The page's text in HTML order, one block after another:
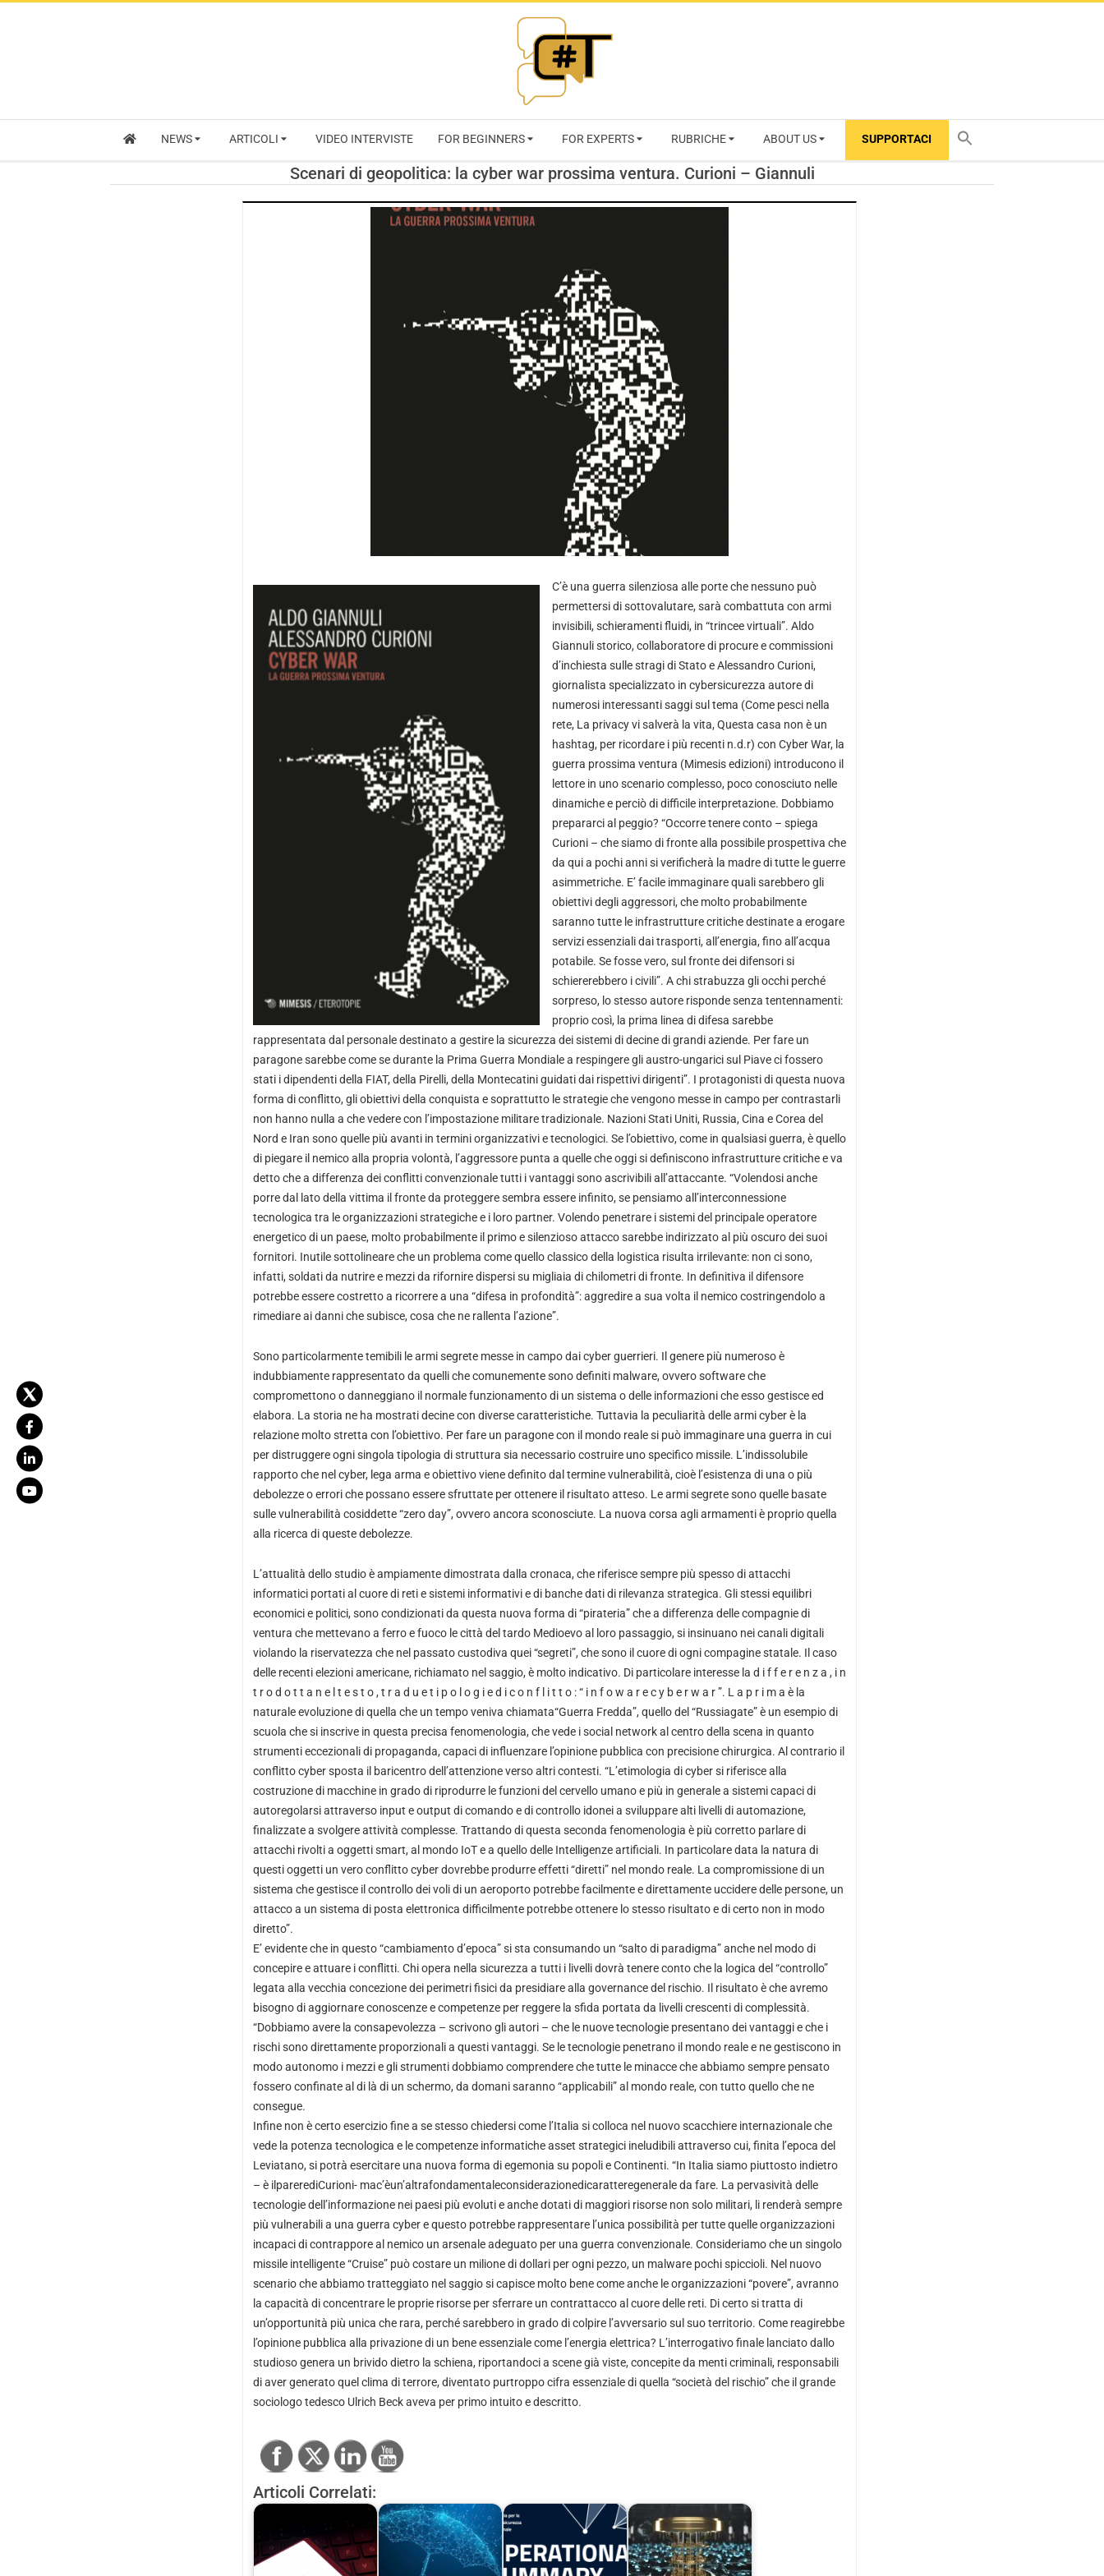
RIVISTA
CYBERSECURITY
TRENDS
NEWS ARTICOLI VIDEO INTERVISTE FOR BEGINNERS FOR EXPERTS RUBRICHE ABOUT US SUPPORTACI
Scenari di geopolitica: la cyber war prossima ventura. Curioni – Giannuli
C’è una guerra silenziosa alle porte che nessuno può
permettersi di sottovalutare, sarà combattuta con armi
invisibili, schieramenti fluidi, in “trincee virtuali”. Aldo
Giannuli storico, collaboratore di procure e commissioni
d’inchiesta sulle stragi di Stato e Alessandro Curioni,
giornalista specializzato in cybersicurezza autore di
numerosi interessanti saggi sul tema (Come pesci nella
rete, La privacy vi salverà la vita, Questa casa non è un
hashtag, per ricordare i più recenti n.d.r) con Cyber War, la
guerra prossima ventura (Mimesis edizioni) introducono il
lettore in uno scenario complesso, poco conosciuto nelle
dinamiche e perciò di difficile interpretazione. Dobbiamo
prepararci al peggio? “Occorre tenere conto – spiega
Curioni – che siamo di fronte alla possibile prospettiva che
da qui a pochi anni si verificherà la madre di tutte le guerre
asimmetriche. E’ facile immaginare quali sarebbero gli
obiettivi degli aggressori, che molto probabilmente
saranno tutte le infrastrutture critiche destinate a erogare
servizi essenziali dai trasporti, all’energia, fino all’acqua
potabile. Se fosse vero, sul fronte dei difensori si
schiererebbero i civili”. A chi strabuzza gli occhi perché
sorpreso, lo stesso autore risponde senza tentennamenti:
proprio così, la prima linea di difesa sarebbe
rappresentata dal personale destinato a gestire la sicurezza dei sistemi di decine di grandi aziende. Per fare un
paragone sarebbe come se durante la Prima Guerra Mondiale a respingere gli austro-ungarici sul Piave ci fossero
stati i dipendenti della FIAT, della Pirelli, della Montecatini guidati dai rispettivi dirigenti”. I protagonisti di questa nuova
forma di conflitto, gli obiettivi della conquista e soprattutto le strategie che vengono messe in campo per contrastarli
non hanno nulla a che vedere con l’impostazione militare tradizionale. Nazioni Stati Uniti, Russia, Cina e Corea del
Nord e Iran sono quelle più avanti in termini organizzativi e tecnologici. Se l’obiettivo, come in qualsiasi guerra, è quello
di piegare il nemico alla propria volontà, l’aggressore punta a quelle che oggi si definiscono infrastrutture critiche e va
detto che a differenza dei conflitti convenzionale tutti i vantaggi sono ascrivibili all’attaccante. “Volendosi anche
porre dal lato della vittima il fronte da proteggere sembra essere infinito, se pensiamo all’interconnessione
tecnologica tra le organizzazioni strategiche e i loro partner. Volendo penetrare i sistemi del principale operatore
energetico di un paese, molto probabilmente il primo e silenzioso attacco sarebbe indirizzato al più oscuro dei suoi
fornitori. Inutile sottolineare che un problema come quello classico della logistica risulta irrilevante: non ci sono,
infatti, soldati da nutrire e mezzi da rifornire dispersi su migliaia di chilometri di fronte. In definitiva il difensore
potrebbe essere costretto a ricorrere a una “difesa in profondità”: aggredire a sua volta il nemico costringendolo a
rimediare ai danni che subisce, cosa che ne rallenta l’azione”.
Sono particolarmente temibili le armi segrete messe in campo dai cyber guerrieri. Il genere più numeroso è
indubbiamente rappresentato da quelli che comunemente sono definiti malware, ovvero software che
compromettono o danneggiano il normale funzionamento di un sistema o delle informazioni che esso gestisce ed
elabora. La storia ne ha mostrati decine con diverse caratteristiche. Tuttavia la peculiarità delle armi cyber è la
relazione molto stretta con l’obiettivo. Per fare un paragone con il mondo reale si può immaginare una guerra in cui
per distruggere ogni singola tipologia di struttura sia necessario costruire uno specifico missile. L’indissolubile
rapporto che nel cyber, lega arma e obiettivo viene definito dal termine vulnerabilità, cioè l’esistenza di una o più
debolezze o errori che possano essere sfruttate per ottenere il risultato atteso. Le armi segrete sono quelle basate
sulle vulnerabilità cosiddette “zero day”, ovvero ancora sconosciute. La nuova corsa agli armamenti è proprio quella
alla ricerca di queste debolezze.
L’attualità dello studio è ampiamente dimostrata dalla cronaca, che riferisce sempre più spesso di attacchi
informatici portati al cuore di reti e sistemi informativi e di banche dati di rilevanza strategica. Gli stessi equilibri
economici e politici, sono condizionati da questa nuova forma di “pirateria” che a differenza delle compagnie di
ventura che mettevano a ferro e fuoco le città del tardo Medioevo al loro passaggio, si insinuano nei canali digitali
violando la riservatezza che nel passato custodiva quei “segreti”, che sono il cuore di ogni compagine statale. Il caso
delle recenti elezioni americane, richiamato nel saggio, è molto indicativo. Di particolare interesse la d i f f e r e n z a , i n
t r o d o t t a n e l t e s t o , t r a d u e t i p o l o g i e d i c o n f l i t t o : “ i n f o w a r e c y b e r w a r ”. L a p r i m a è la
naturale evoluzione di quella che un tempo veniva chiamata“Guerra Fredda”, quello del “Russiagate” è un esempio di
scuola che si inscrive in questa precisa fenomenologia, che vede i social network al centro della scena in quanto
strumenti eccezionali di propaganda, capaci di influenzare l’opinione pubblica con precisione chirurgica. Al contrario il
conflitto cyber sposta il baricentro dell’attenzione verso altri contesti. “L’etimologia di cyber si riferisce alla
costruzione di macchine in grado di riprodurre le funzioni del cervello umano e più in generale a sistemi capaci di
autoregolarsi attraverso input e output di comando e di controllo idonei a sviluppare alti livelli di automazione,
finalizzate a svolgere attività complesse. Trattando di questa seconda fenomenologia è più corretto parlare di
attacchi rivolti a oggetti smart, al mondo IoT e a quello delle Intelligenze artificiali. In particolare data la natura di
questi oggetti un vero conflitto cyber dovrebbe produrre effetti “diretti” nel mondo reale. La compromissione di un
sistema che gestisce il controllo dei voli di un aeroporto potrebbe facilmente e direttamente uccidere delle persone, un
attacco a un sistema di posta elettronica difficilmente potrebbe ottenere lo stesso risultato e di certo non in modo
diretto”.
E’ evidente che in questo “cambiamento d’epoca” si sta consumando un “salto di paradigma” anche nel modo di
concepire e attuare i conflitti. Chi opera nella sicurezza a tutti i livelli dovrà tenere conto che la logica del “controllo”
legata alla vecchia concezione dei perimetri fisici da presidiare alla governance del rischio. Il risultato è che avremo
bisogno di aggiornare conoscenze e competenze per reggere la sfida portata da livelli crescenti di complessità.
“Dobbiamo avere la consapevolezza – scrivono gli autori – che le nuove tecnologie presentano dei vantaggi e che i
rischi sono direttamente proporzionali a questi vantaggi. Se le tecnologie penetrano il mondo reale e ne gestiscono in
modo autonomo i mezzi e gli strumenti dobbiamo comprendere che tutte le minacce che abbiamo sempre pensato
fossero confinate al di là di un schermo, da domani saranno “applicabili” al mondo reale, con tutto quello che ne
consegue.
Infine non è certo esercizio fine a se stesso chiedersi come l’Italia si colloca nel nuovo scacchiere internazionale che
vede la potenza tecnologica e le competenze informatiche asset strategici ineludibili attraverso cui, finita l’epoca del
Leviatano, si potrà esercitare una nuova forma di egemonia su popoli e Continenti. “In Italia siamo piuttosto indietro
– è ilparerediCurioni- mac’èun’altrafondamentaleconsiderazionedicaratteregenerale da fare. La pervasività delle
tecnologie dell’informazione nei paesi più evoluti e anche dotati di maggiori risorse non solo militari, li renderà sempre
più vulnerabili a una guerra cyber e questo potrebbe rappresentare l’unica possibilità per tutte quelle organizzazioni
incapaci di contrappore al nemico un arsenale adeguato per una guerra convenzionale. Consideriamo che un singolo
missile intelligente “Cruise” può costare un milione di dollari per ogni pezzo, un malware pochi spiccioli. Nel nuovo
scenario che abbiamo tratteggiato nel saggio si capisce molto bene come anche le organizzazioni “povere”, avranno
la capacità di concentrare le proprie risorse per sferrare un contrattacco al cuore delle reti. Di certo si tratta di
un’opportunità più unica che rara, perché sarebbero in grado di colpire l’avversario sul suo territorio. Come reagirebbe
l’opinione pubblica alla privazione di un bene essenziale come l’energia elettrica? L’interrogativo finale lanciato dallo
studioso genera un brivido dietro la schiena, riportandoci a scene già viste, concepite da menti criminali, responsabili
di aver generato quel clima di terrore, diventato purtroppo cifra essenziale di quella “società del rischio” che il grande
sociologo tedesco Ulrich Beck aveva per primo intuito e descritto.
Articoli Correlati: